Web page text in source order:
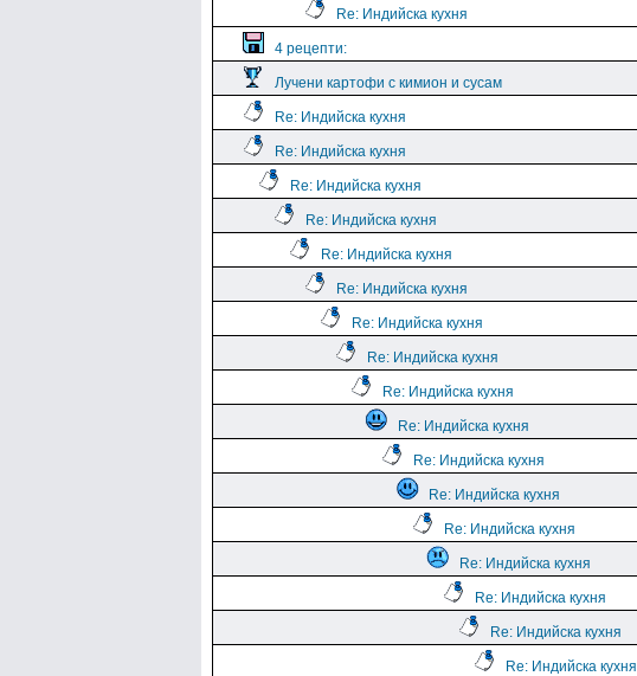
Re: Индийска кухня
4 рецепти:
Лучени картофи с кимион и сусам
Re: Индийска кухня
Re: Индийска кухня
Re: Индийска кухня
Re: Индийска кухня
Re: Индийска кухня
Re: Индийска кухня
Re: Индийска кухня
Re: Индийска кухня
Re: Индийска кухня
Re: Индийска кухня
Re: Индийска кухня
Re: Индийска кухня
Re: Индийска кухня
Re: Индийска кухня
Re: Индийска кухня
Re: Индийска кухня
Re: Индийска кухня